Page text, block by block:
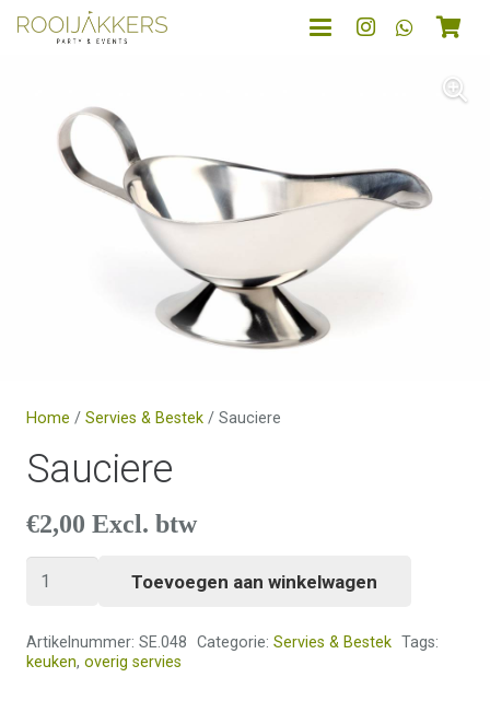
Home / Servies & Bestek / Sauciere
Sauciere
€2,00 Excl. btw
Toevoegen aan winkelwagen
Artikelnummer: SE.048 Categorie: Servies & Bestek Tags:
keuken, overig servies